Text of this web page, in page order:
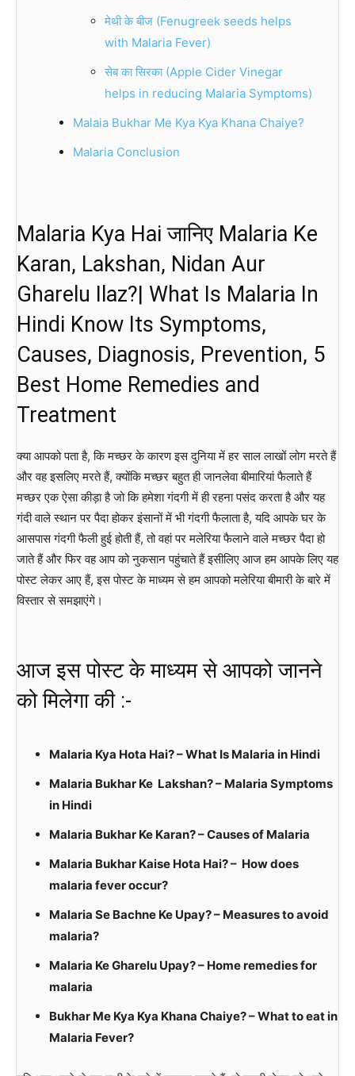
मेथी के बीज (Fenugreek seeds helps
with Malaria Fever)
सेब का सिरका (Apple Cider Vinegar
helps in reducing Malaria Symptoms)
Malaia Bukhar Me Kya Kya Khana Chaiye?
Malaria Conclusion
Malaria Kya Hai जानिए Malaria Ke
Karan, Lakshan, Nidan Aur
Gharelu Ilaz?| What Is Malaria In
Hindi Know Its Symptoms,
Causes, Diagnosis, Prevention, 5
Best Home Remedies and
Treatment
क्या आपको पता है, कि मच्छर के कारण इस दुनिया में हर साल लाखों लोग मरते हैं
और वह इसलिए मरते हैं, क्योंकि मच्छर बहुत ही जानलेवा बीमारियां फैलाते हैं
मच्छर एक ऐसा कीड़ा है जो कि हमेशा गंदगी में ही रहना पसंद करता है और यह
गंदी वाले स्थान पर पैदा होकर इंसानों में भी गंदगी फैलाता है, यदि आपके घर के
आसपास गंदगी फैली हुई होती हैं, तो वहां पर मलेरिया फैलाने वाले मच्छर पैदा हो
जाते हैं और फिर वह आप को नुकसान पहुंचाते हैं इसीलिए आज हम आपके लिए यह
पोस्ट लेकर आए हैं, इस पोस्ट के माध्यम से हम आपको मलेरिया बीमारी के बारे में
विस्तार से समझाएंगे।
आज इस पोस्ट के माध्यम से आपको जानने
को मिलेगा की :-
Malaria Kya Hota Hai? – What Is Malaria in Hindi
Malaria Bukhar Ke Lakshan? – Malaria Symptoms
in Hindi
Malaria Bukhar Ke Karan? – Causes of Malaria
Malaria Bukhar Kaise Hota Hai? – How does
malaria fever occur?
Malaria Se Bachne Ke Upay? – Measures to avoid
malaria?
Malaria Ke Gharelu Upay? – Home remedies for
malaria
Bukhar Me Kya Kya Khana Chaiye? – What to eat in
Malaria Fever?